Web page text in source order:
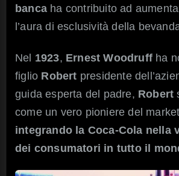
banca ha contribuito ad
l’aura di esclusività della
Nel 1923, Ernest Woodruff ha
figlio Robert presidente
guida esperta del padre, Robert
come un vero pioniere del
integrando la Coca-Cola nella
dei consumatori in tutto il